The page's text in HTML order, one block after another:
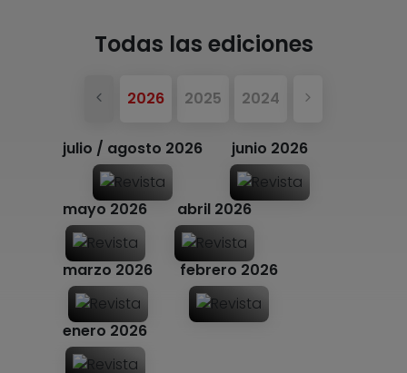
Todas las ediciones
Anterior
2026 2025 2024
julio / agosto 2026 junio 2026
mayo 2026 abril 2026
marzo 2026 febrero 2026
enero 2026